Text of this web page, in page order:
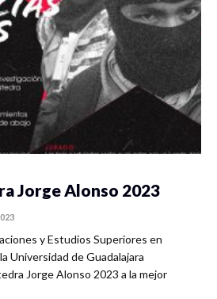
Jorge Alonso 2023
y Estudios Superiores en
Universidad de Guadalajara
Jorge Alonso 2023 a la mejor